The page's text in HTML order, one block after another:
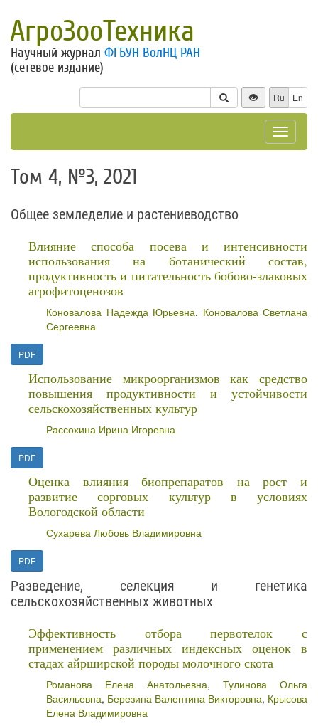
АгроЗооТехника
Научный журнал ФГБУН ВолНЦ РАН
(сетевое издание)
Ru En
Toggle
Том 4, №3, 2021
Общее земледелие и растениеводство
Влияние способа посева и интенсивности
использования на ботанический состав,
продуктивность и питательность бобово-злаковых
агрофитоценозов
Коновалова Надежда Юрьевна, Коновалова Светлана
Сергеевна
PDF
Использование микроорганизмов как средство
повышения продуктивности и устойчивости
сельскохозяйственных культур
Рассохина Ирина Игоревна
PDF
Оценка влияния биопрепаратов на рост и
развитие сорговых культур в условиях
Вологодской области
Сухарева Любовь Владимировна
PDF
Разведение, селекция и генетика
сельскохозяйственных животных
Эффективность отбора первотелок с
применением различных индексных оценок в
стадах айрширской породы молочного скота
Романова Елена Анатольевна, Тулинова Ольга
Васильевна, Березина Валентина Викторовна, Крысова
Елена Владимировна